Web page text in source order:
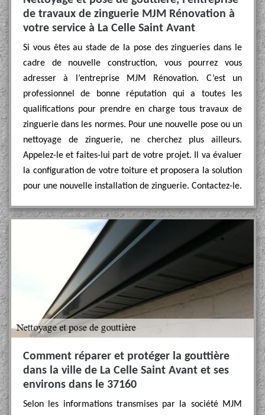
de travaux de zinguerie MJM Rénovation à
votre service à La Celle Saint Avant
Si vous êtes au stade de la pose des zingueries dans le
cadre de nouvelle construction, vous pourrez vous
adresser à l’entreprise MJM Rénovation. C’est un
professionnel de bonne réputation qui a toutes les
qualifications pour prendre en charge tous travaux de
zinguerie dans les normes. Pour une nouvelle pose ou un
nettoyage de zinguerie, ne cherchez plus ailleurs.
Appelez-le et faites-lui part de votre projet. Il va évaluer
la configuration de votre toiture et proposera la solution
pour une nouvelle installation de zinguerie. Contactez-le.
Comment réparer et protéger la gouttière
dans la ville de La Celle Saint Avant et ses
environs dans le 37160
Selon les informations transmises par la société MJM